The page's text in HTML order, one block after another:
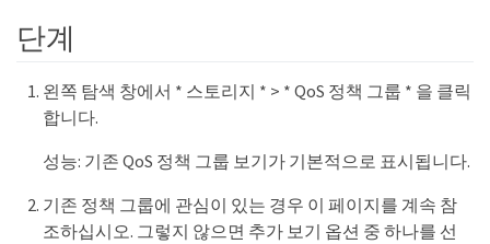
단계
왼쪽 탐색 창에서 * 스토리지 * > * QoS 정책 그룹 * 을 클릭
합니다.
성능: 기존 QoS 정책 그룹 보기가 기본적으로 표시됩니다.
기존 정책 그룹에 관심이 있는 경우 이 페이지를 계속 참
조하십시오. 그렇지 않으면 추가 보기 옵션 중 하나를 선